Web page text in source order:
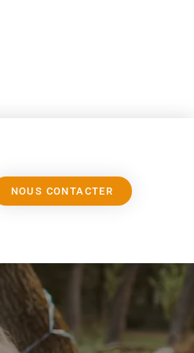
NOUS CONTACTER